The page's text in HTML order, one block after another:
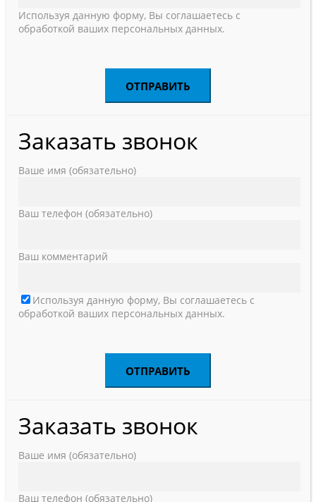
Используя данную форму, Вы соглашаетесь с
обработкой ваших персональных данных.
Заказать звонок
Ваше имя (обязательно)
Ваш телефон (обязательно)
Ваш комментарий
Используя данную форму, Вы соглашаетесь с
обработкой ваших персональных данных.
Заказать звонок
Ваше имя (обязательно)
Ваш телефон (обязательно)